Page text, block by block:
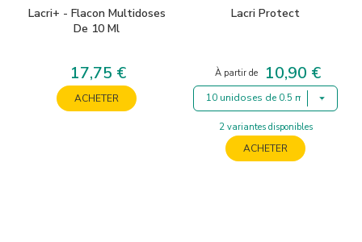
Lacri+ - Flacon Multidoses
De 10 Ml
Prix
17,75 €
ACHETER
Lacri Protect
À partir de Prix
10,90 €
10 unidoses de 0.5 ml
2 variantes disponibles
ACHETER